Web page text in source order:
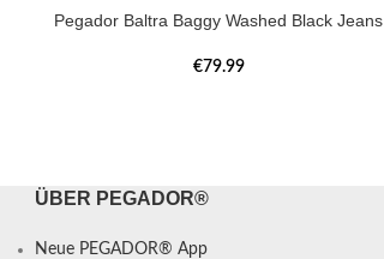
Pegador Baltra Baggy Washed Black Jeans
€79.99
ÜBER PEGADOR®
Neue PEGADOR® App